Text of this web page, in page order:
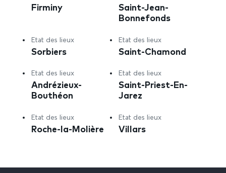
Firminy
Saint-Jean-
Bonnefonds
Etat des lieux
Sorbiers
Etat des lieux
Saint-Chamond
Etat des lieux
Andrézieux-
Bouthéon
Etat des lieux
Saint-Priest-En-
Jarez
Etat des lieux
Roche-la-Molière
Etat des lieux
Villars